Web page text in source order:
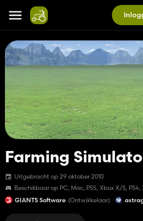
Farming
Uitgebracht op 29 oktober 2010
Beschikbaar op PC, Mac, PS5, Xbox X/S, PS4,
GIANTS Software (Ontwikkelaar)